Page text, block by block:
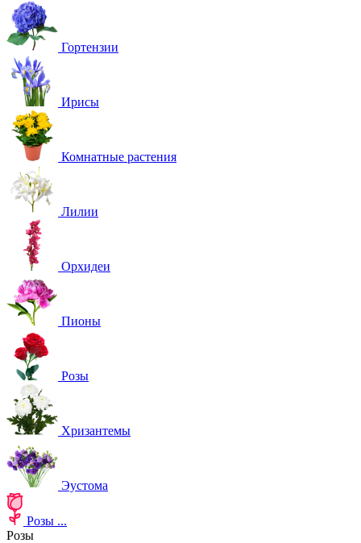
Гортензии
Ирисы
Комнатные растения
Лилии
Орхидеи
Пионы
Розы
Хризантемы
Эустома
Розы ...
Розы